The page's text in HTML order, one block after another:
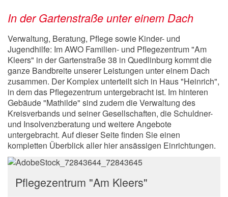
In der Gartenstraße unter einem Dach
Verwaltung, Beratung, Pflege sowie Kinder- und
Jugendhilfe: Im AWO Familien- und Pflegezentrum "Am
Kleers" in der Gartenstraße 38 in Quedlinburg kommt die
ganze Bandbreite unserer Leistungen unter einem Dach
zusammen. Der Komplex unterteilt sich in Haus "Heinrich",
in dem das Pflegezentrum untergebracht ist. Im hinteren
Gebäude "Mathilde" sind zudem die Verwaltung des
Kreisverbands und seiner Gesellschaften, die Schuldner-
und Insolvenzberatung und weitere Angebote
untergebracht. Auf dieser Seite finden Sie einen
kompletten Überblick aller hier ansässigen Einrichtungen.
Pflegezentrum "Am Kleers"